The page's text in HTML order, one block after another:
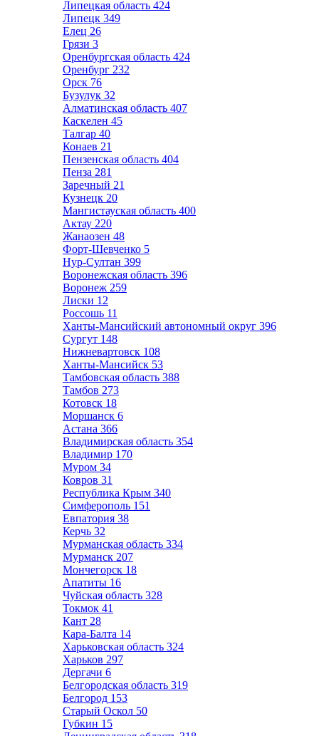
Липецкая область 424
Липецк 349
Елец 26
Грязи 3
Оренбургская область 424
Оренбург 232
Орск 76
Бузулук 32
Алматинская область 407
Каскелен 45
Талгар 40
Конаев 21
Пензенская область 404
Пенза 281
Заречный 21
Кузнецк 20
Мангистауская область 400
Актау 220
Жанаозен 48
Форт-Шевченко 5
Нур-Султан 399
Воронежская область 396
Воронеж 259
Лиски 12
Россошь 11
Ханты-Мансийский автономный округ 396
Сургут 148
Нижневартовск 108
Ханты-Мансийск 53
Тамбовская область 388
Тамбов 273
Котовск 18
Моршанск 6
Астана 366
Владимирская область 354
Владимир 170
Муром 34
Ковров 31
Республика Крым 340
Симферополь 151
Евпатория 38
Керчь 32
Мурманская область 334
Мурманск 207
Мончегорск 18
Апатиты 16
Чуйская область 328
Токмок 41
Кант 28
Кара-Балта 14
Харьковская область 324
Харьков 297
Дергачи 6
Белгородская область 319
Белгород 153
Старый Оскол 50
Губкин 15